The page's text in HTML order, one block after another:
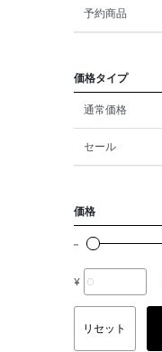
エメラルド
パール
ムーンストーン
トルマリン
オパール
予約商品
価格タイプ
通常価格
セール
価格
¥
リセット